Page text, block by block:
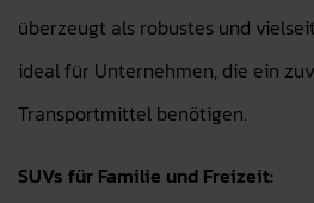
überzeugt als robustes und
ideal für Unternehmen, die ein
Transportmittel benötigen.
SUVs für Familie und Freizeit: